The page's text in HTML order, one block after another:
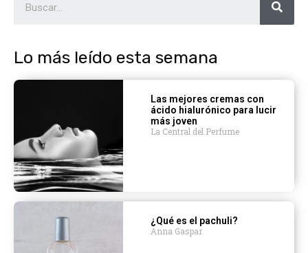
Lo más leído esta semana
Las mejores cremas con
ácido hialurónico para lucir
más joven
La Central del Perfume
¿Qué es el pachuli?
Anna Gaspar